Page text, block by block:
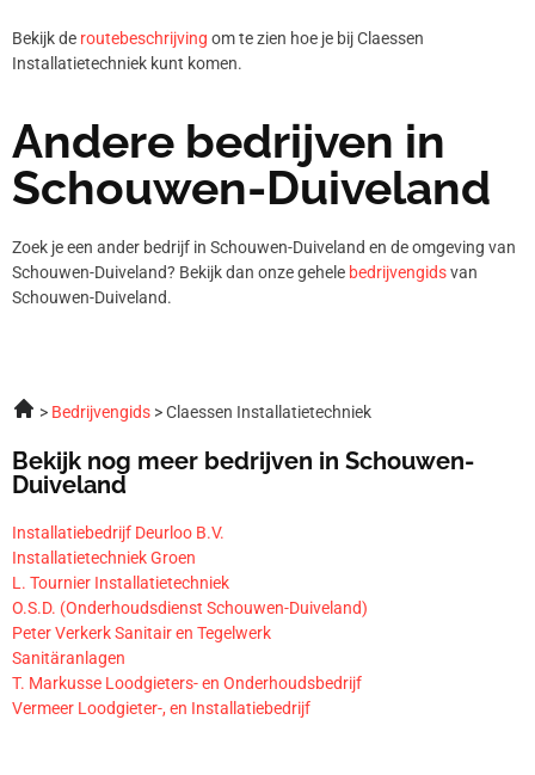
Bekijk de routebeschrijving om te zien hoe je bij Claessen
Installatietechniek kunt komen.
Andere bedrijven in
Schouwen-Duiveland
Zoek je een ander bedrijf in Schouwen-Duiveland en de omgeving van
Schouwen-Duiveland? Bekijk dan onze gehele bedrijvengidsvan
Schouwen-Duiveland.
Bedrijvengids Claessen Installatietechniek
Bekijk nog meer bedrijven in Schouwen-
Duiveland
Installatiebedrijf Deurloo B.V.
Installatietechniek Groen
L. Tournier Installatietechniek
O.S.D. (Onderhoudsdienst Schouwen-Duiveland)
Peter Verkerk Sanitair en Tegelwerk
Sanitäranlagen
T. Markusse Loodgieters- en Onderhoudsbedrijf
Vermeer Loodgieter-, en Installatiebedrijf